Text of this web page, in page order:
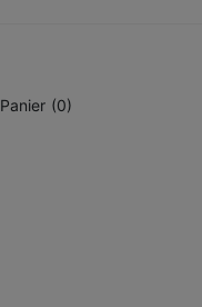
Panier (0)